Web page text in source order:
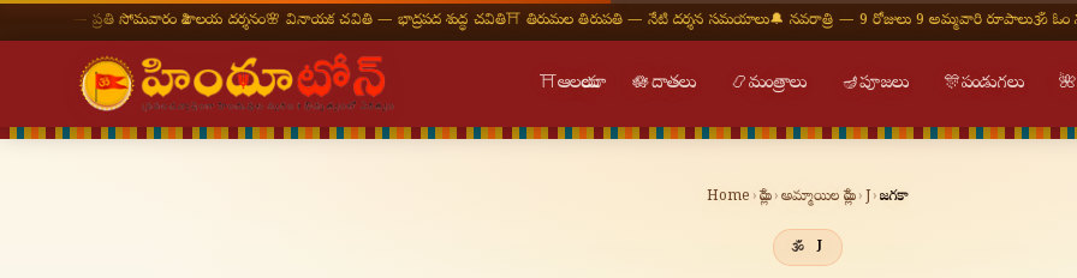
— ప్రతి సోమవారం శివాలయ దర్శనం🌸 వినాయక చవితి — భాద్రపద శుద్ధ చవితి⛩ తిరుమల తిరుపతి — నేటి దర్శన సమయాలు🔔 నవరాత్రి — 9 రోజులు 9 అమ్మవారి రూపాలు🕉 ఓం నమః శివాయ
⛩ఆలయాలు 🪷దాతలు 📿మంత్రాలు 🪔పూజలు 🎊పండుగలు 🌺
Home ›పేర్లు› అమ్మాయిల పేర్లు› J ›జగతికా
J